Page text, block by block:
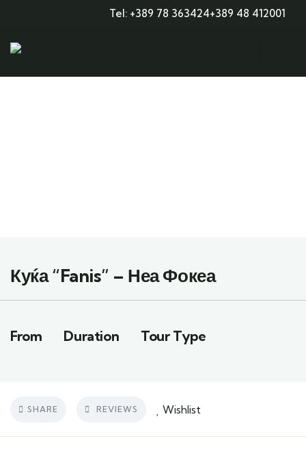
Tel: +389 78 363424+389 48 412001
Куќа “Fanis” – Неа Фокеа
From Duration Tour Type
SHARE REVIEWS Wishlist